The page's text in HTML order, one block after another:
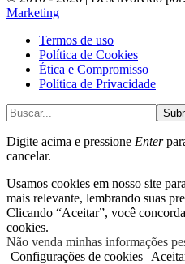
Marketing
Termos de uso
Política de Cookies
Ética e Compromisso
Política de Privacidade
Digite acima e pressione Enter
cancelar.
Usamos cookies em nosso site
mais relevante, lembrando suas
Clicando “Aceitar”, você
cookies.
Não venda minhas informações
Configurações de cookies